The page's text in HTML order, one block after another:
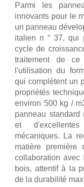
Parmi les
innovants pour le
un panneau
italien n ° 37, qui
cycle de
traitement de
l'utilisation du
qui complètent un
propriétés
environ 500 kg /
panneau
et
mécaniques. La
matière
collaboration avec
bois, attentif à la
de la durabilité